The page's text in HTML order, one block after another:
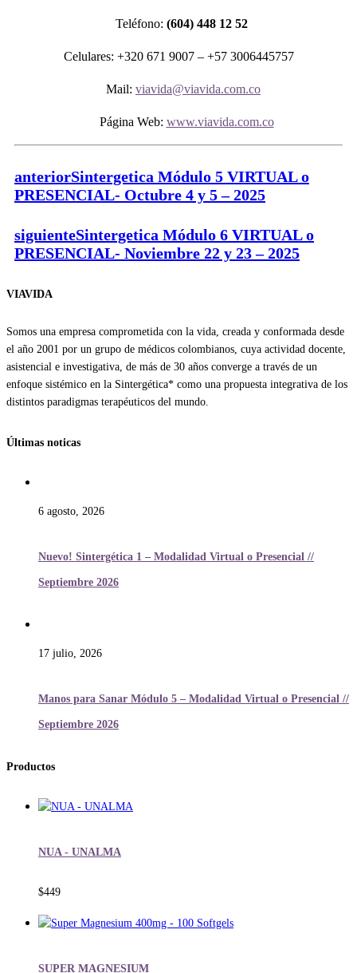
Teléfono: (604) 448 12 52
Celulares: +320 671 9007 – +57 3006445757
Mail: viavida@viavida.com.co
Página Web: www.viavida.com.co
anteriorSintergetica Módulo 5 VIRTUAL o
PRESENCIAL- Octubre 4 y 5 – 2025
siguienteSintergetica Módulo 6 VIRTUAL o
PRESENCIAL- Noviembre 22 y 23 – 2025
VIAVIDA
Somos una empresa comprometida con la vida, creada y conformada desde
el año 2001 por un grupo de médicos colombianos, cuya actividad docente,
asistencial e investigativa, de más de 30 años converge a través de un
enfoque sistémico en la Sintergética* como una propuesta integrativa de los
distintos paradigmas terapéuticos del mundo.
Últimas noticas
6 agosto, 2026
Nuevo! Sintergética 1 – Modalidad Virtual o Presencial //
Septiembre 2026
17 julio, 2026
Manos para Sanar Módulo 5 – Modalidad Virtual o Presencial //
Septiembre 2026
Productos
NUA - UNALMA
$449
SUPER MAGNESIUM